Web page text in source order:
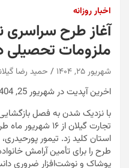
اخبار روزانه
آغاز طرح سراسری
ملزومات تحصیلی
شهریور ۲۵, ۱۴۰۴ حمید رضا
اخرین آپدیت در شهریور 25, 1404 توسط
با نزدیک شدن به فصل
تجارت گیلان از ۱۶
استان کلید زد. تیمور
طرح را برای تأمین آرامش